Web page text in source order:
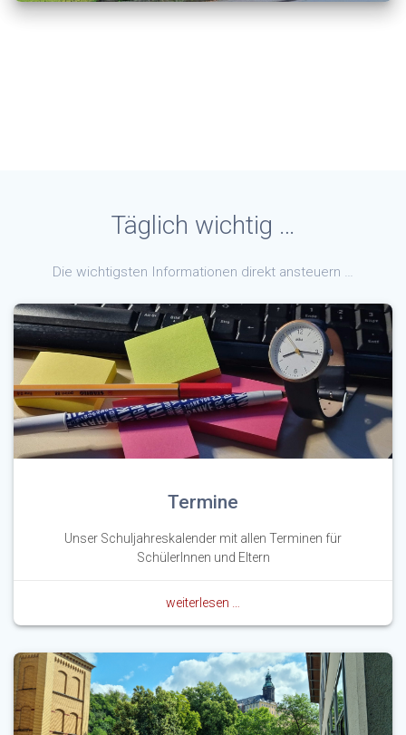
Täglich wichtig …
Die wichtigsten Informationen direkt ansteuern …
Termine
Unser Schuljahreskalender mit allen Terminen für
SchülerInnen und Eltern
weiterlesen …